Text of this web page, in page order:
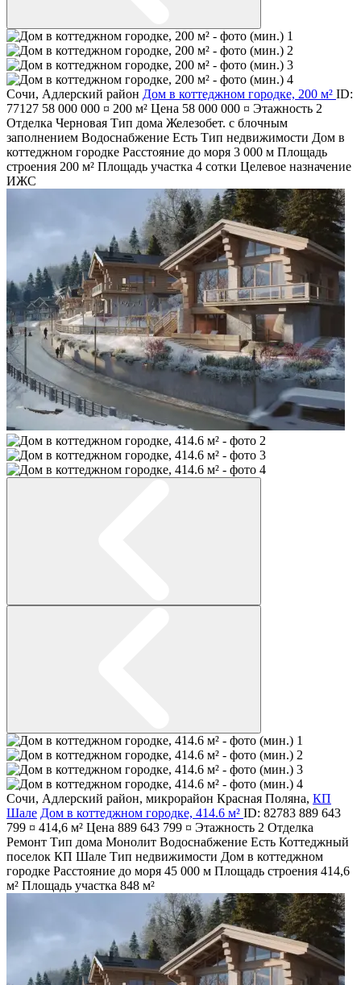
Сочи, Адлерский район Дом в коттеджном городке, 200 м² ID:
77127 58 000 000 ¤ 200 м² Цена 58 000 000 ¤ Этажность 2
Отделка Черновая Тип дома Железобет. с блочным
заполнением Водоснабжение Есть Тип недвижимости Дом в
коттеджном городке Расстояние до моря 3 000 м Площадь
строения 200 м² Площадь участка 4 сотки Целевое назначение
ИЖС
Сочи, Адлерский район, микрорайон Красная Поляна, КП
Шале Дом в коттеджном городке, 414.6 м² ID: 82783 889 643
799 ¤ 414,6 м² Цена 889 643 799 ¤ Этажность 2 Отделка
Ремонт Тип дома Монолит Водоснабжение Есть Коттеджный
поселок КП Шале Тип недвижимости Дом в коттеджном
городке Расстояние до моря 45 000 м Площадь строения 414,6
м² Площадь участка 848 м²